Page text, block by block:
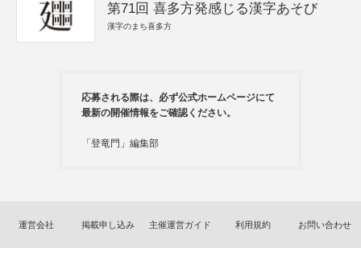
第71回 喜多方発感じる漢字あそび
漢字のまち喜多方
応募される際は、必ず公式ホームページにて
最新の開催情報をご確認ください。
「登竜門」編集部
運営会社 掲載申し込み 主催運営ガイド 利用規約 お問い合わせ